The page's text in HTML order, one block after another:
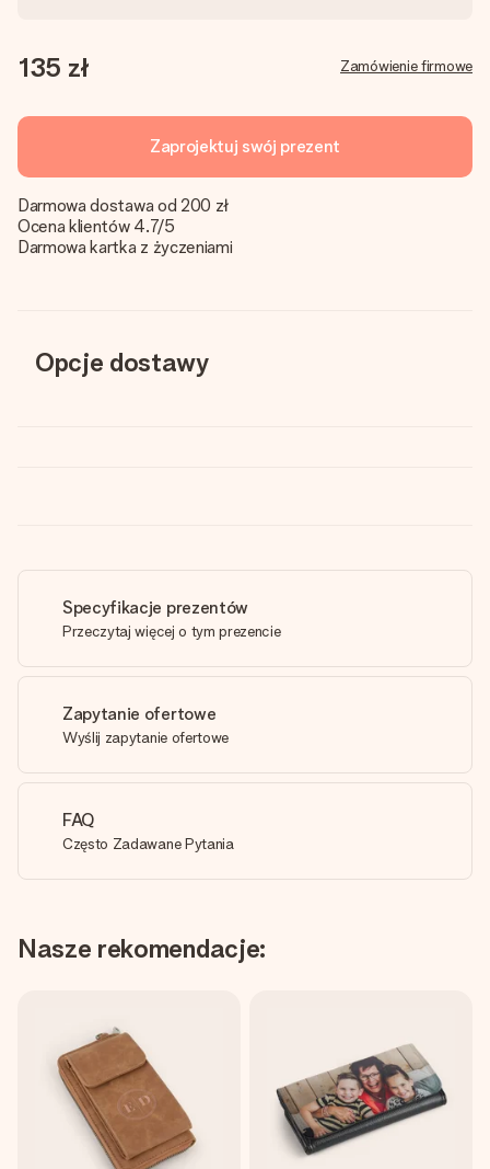
135 zł Zamówienie firmowe
Zaprojektuj swój prezent
Darmowa dostawa od 200 zł
Ocena klientów 4.7/5
Darmowa kartka z życzeniami
Opcje dostawy
Specyfikacje prezentów
Przeczytaj więcej o tym prezencie
Zapytanie ofertowe
Wyślij zapytanie ofertowe
FAQ
Często Zadawane Pytania
Nasze rekomendacje: